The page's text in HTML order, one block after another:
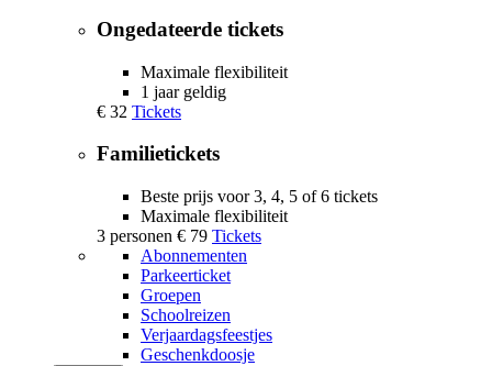
Ongedateerde tickets
Maximale flexibiliteit
1 jaar geldig
€ 32 Tickets
Familietickets
Beste prijs voor 3, 4, 5 of 6 tickets
Maximale flexibiliteit
3 personen € 79 Tickets
Abonnementen
Parkeerticket
Groepen
Schoolreizen
Verjaardagsfeestjes
Geschenkdoosje